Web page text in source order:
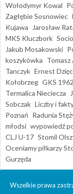
Wołodymyr Kowal
Zagłębie Sosnowiec
Kujawa
Jarosław
MKS Kluczbork
Jakub Mosakowski
koszykówka
Tanczyk Ernest
Kołobrzeg GKS
Termalica Nieciecza
Sobczak Liczby i
Poznań Radunia
młodsi wypowiedź
CLJ U-17 Stomil
Oceniamy piłkarzy
Gurzęda
Wszelkie prawa